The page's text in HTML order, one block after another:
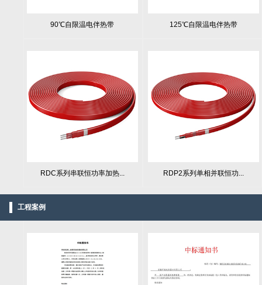
90℃自限温电伴热带 125℃自限温电伴热带
RDC系列串联恒功率加热... RDP2系列单相并联恒功...
工程案例